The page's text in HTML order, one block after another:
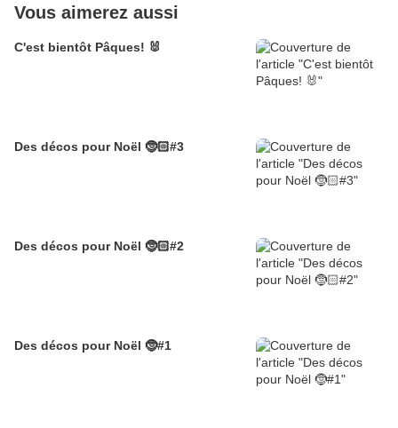
Vous aimerez aussi
C'est bientôt Pâques! 🐰
Des décos pour Noël 🤶🏻#3
Des décos pour Noël 🤶🏻#2
Des décos pour Noël 🤶#1